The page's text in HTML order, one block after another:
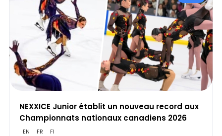
NEXXICE Junior établit un nouveau record aux
Championnats nationaux canadiens 2026
EN FR FI